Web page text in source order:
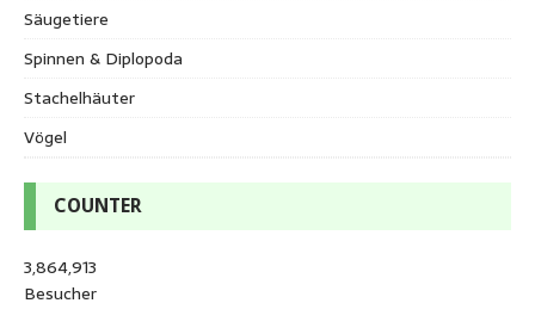
Säugetiere
Spinnen & Diplopoda
Stachelhäuter
Vögel
COUNTER
3,864,913
Besucher